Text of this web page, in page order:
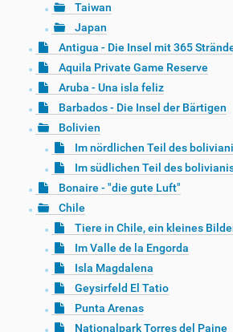
Taiwan
Japan
Antigua - Die Insel mit 365
Aquila Private Game Reserve
Aruba - Una isla feliz
Barbados - Die Insel der Bärtigen
Bolivien
Im nördlichen Teil des
Im südlichen Teil des
Bonaire - "die gute Luft"
Chile
Tiere in Chile, ein kleines
Im Valle de la Engorda
Isla Magdalena
Geysirfeld El Tatio
Punta Arenas
Nationalpark Torres del Paine